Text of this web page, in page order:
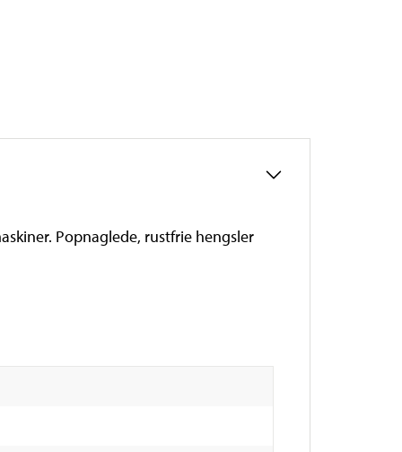
Popnaglede, rustfrie hengsler